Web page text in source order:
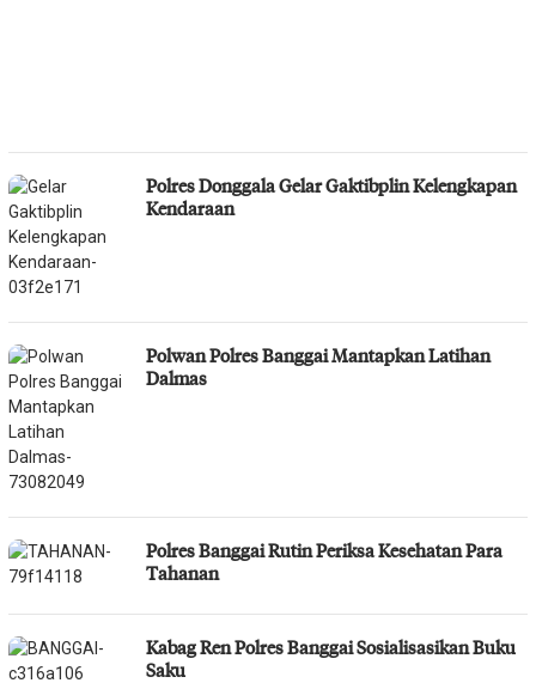
Polres Donggala Gelar Gaktibplin Kelengkapan
Kendaraan
Polwan Polres Banggai Mantapkan Latihan
Dalmas
Polres Banggai Rutin Periksa Kesehatan Para
Tahanan
Kabag Ren Polres Banggai Sosialisasikan Buku
Saku